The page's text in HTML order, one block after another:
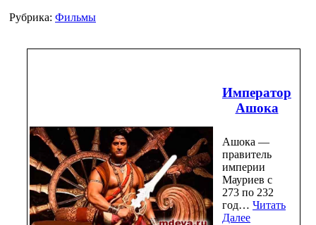
Рубрика: Фильмы
Император
Ашока
Ашока —
правитель
империи
Мауриев с
273 по 232
год… Читать
Далее